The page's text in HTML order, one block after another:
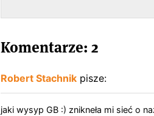
Komentarze: 2
Robert Stachnik pisze:
jaki wysyp GB :) znikneła mi sieć o